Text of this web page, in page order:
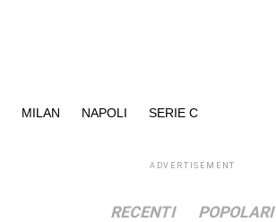
MILAN NAPOLI SERIE C
ADVERTISEMENT
RECENTI POPOLARI